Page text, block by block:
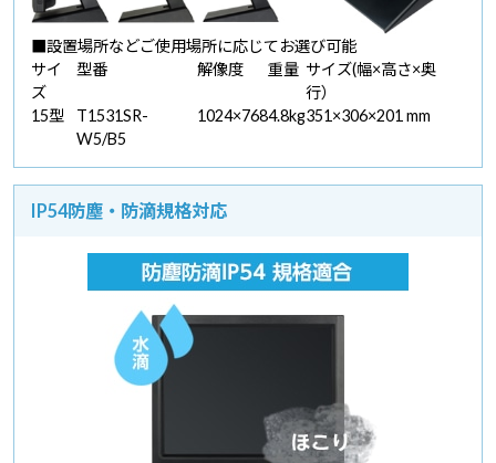
■設置場所などご使用場所に応じてお選び可能
サイ
ズ
型番 解像度 重量 サイズ(幅×高さ×奥
行）
15型
T1531SR-
W5/B5
1024×7684.8kg351×306×201 mm
IP54防塵・防滴規格対応